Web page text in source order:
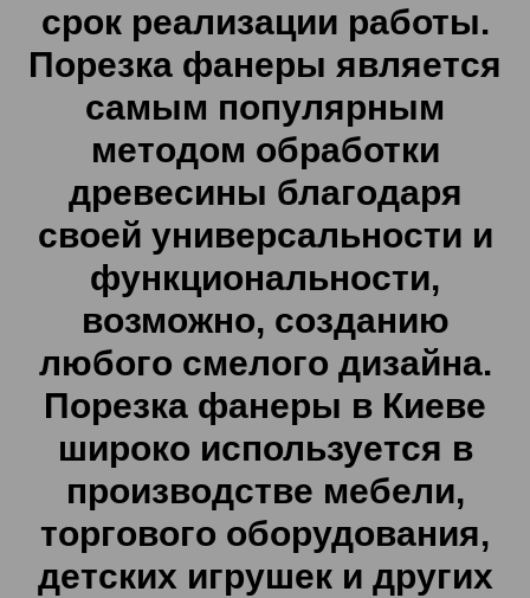
срок реализации работы.
Порезка фанеры является
самым популярным
методом обработки
древесины благодаря
своей универсальности и
функциональности,
возможно, созданию
любого смелого дизайна.
Порезка фанеры в Киеве
широко используется в
производстве мебели,
торгового оборудования,
детских игрушек и других